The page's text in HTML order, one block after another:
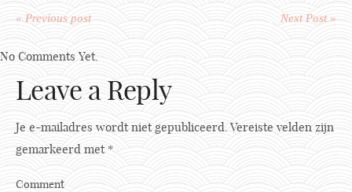
« Previous post Next Post »
No Comments Yet.
Leave a Reply
Je e-mailadres wordt niet gepubliceerd. Vereiste velden zijn
gemarkeerd met *
Comment